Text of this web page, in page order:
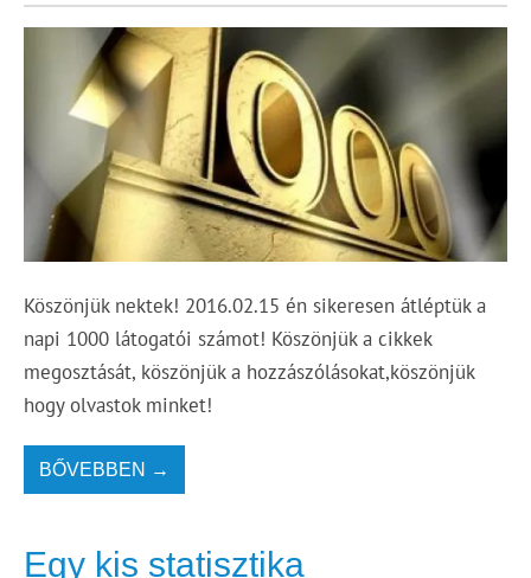
Köszönjük nektek! 2016.02.15 én sikeresen átléptük a
napi 1000 látogatói számot! Köszönjük a cikkek
megosztását, köszönjük a hozzászólásokat,köszönjük
hogy olvastok minket!
BŐVEBBEN →
Egy kis statisztika